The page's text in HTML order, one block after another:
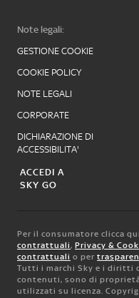
Note legali:
GESTIONE COOKIE
COOKIE POLICY
NOTE LEGALI
CORPORATE
DICHIARAZIONE DI
ACCESSIBILITA'
ACCEDI A
SKY GO
Per il consumatore clicca
contrattuali, Privacy &
contrattuali o per
Tutti i marchi Sky e i diritti
contenuti, sono di
utilizzati su licenza.